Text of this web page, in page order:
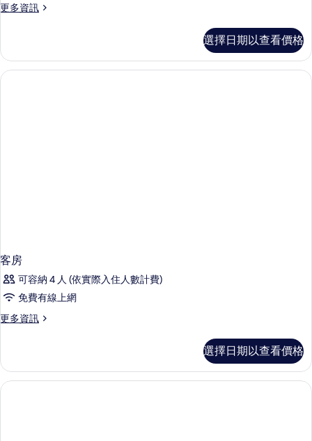
有
片
更多資訊
更
海
景
的
選擇日期以查看價格
客房
可容納 4 人 (依實際入住人數計費)
免費有線上網
更多資訊
更
的
詳
情
選擇日期以查看價格